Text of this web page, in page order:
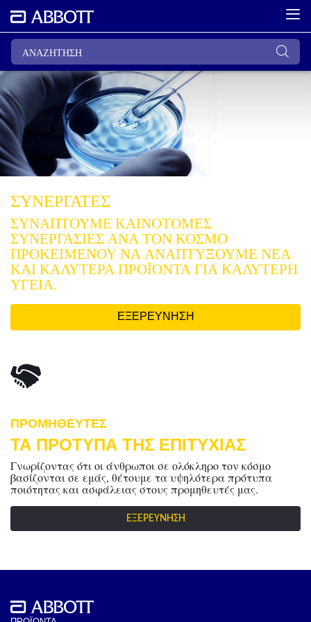
ΣΥΝΕΡΓΑΤΕΣ
ΣΥΝΑΠΤΟΥΜΕ ΚΑΙΝΟΤΟΜΕΣ
ΣΥΝΕΡΓΑΣΙΕΣ ΑΝΑ ΤΟΝ ΚΟΣΜΟ
ΠΡΟΚΕΙΜΕΝΟΥ ΝΑ ΑΝΑΠΤΥΞΟΥΜΕ ΝΕΑ
ΚΑΙ ΚΑΛΥΤΕΡΑ ΠΡΟΪΟΝΤΑ ΓΙΑ ΚΑΛΥΤΕΡΗ
ΥΓΕΙΑ.
ΕΞΕΡΕΥΝΗΣΗ
ΠΡΟΜΗΘΕΥΤΕΣ
ΤΑ ΠΡΟΤΥΠΑ ΤΗΣ ΕΠΙΤΥΧΙΑΣ
Γνωρίζοντας ότι οι άνθρωποι σε ολόκληρο τον κόσμο
βασίζονται σε εμάς, θέτουμε τα υψηλότερα πρότυπα
ποιότητας και ασφάλειας στους προμηθευτές μας.
ΕΞΕΡΕΥΝΗΣΗ